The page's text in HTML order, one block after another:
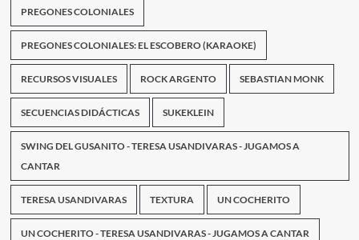
PREGONES COLONIALES
PREGONES COLONIALES: EL ESCOBERO (KARAOKE)
RECURSOS VISUALES ROCK ARGENTO SEBASTIAN MONK
SECUENCIAS DIDÁCTICAS SUKEKLEIN
SWING DEL GUSANITO - TERESA USANDIVARAS - JUGAMOS A
CANTAR
TERESA USANDIVARAS TEXTURA UN COCHERITO
UN COCHERITO - TERESA USANDIVARAS - JUGAMOS A CANTAR